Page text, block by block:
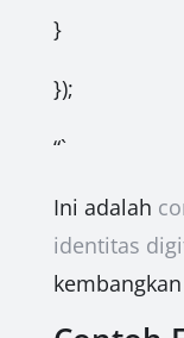
}
});
“`
Ini adalah
identitas